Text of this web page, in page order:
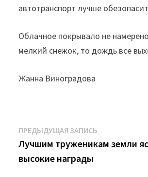
автотранспорт лучше
Облачное покрывало не
мелкий снежок, то дождь все
Жанна Виноградова
Навигация
по
записям
ПРЕДЫДУЩАЯ ЗАПИСЬ
запись:
Лучшим труженикам земли
высокие награды